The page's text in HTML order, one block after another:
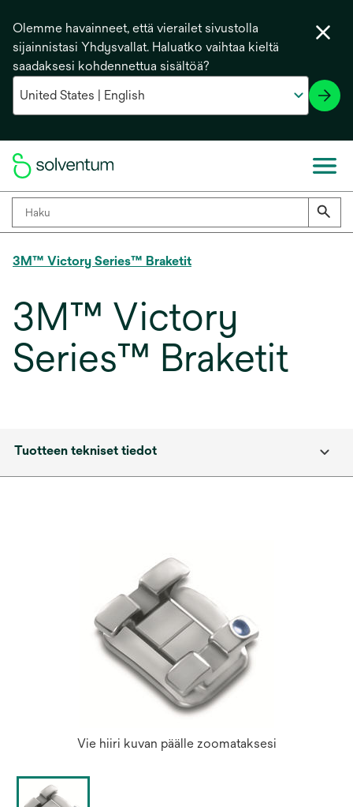
Olemme havainneet, että vierailet sivustolla
sijainnistasi Yhdysvallat. Haluatko vaihtaa kieltä
saadaksesi kohdennettua sisältöä?
3M™ Victory Series™ Braketit
3M™ Victory
Series™ Braketit
Tuotteen tekniset tiedot
Vie hiiri kuvan päälle zoomataksesi